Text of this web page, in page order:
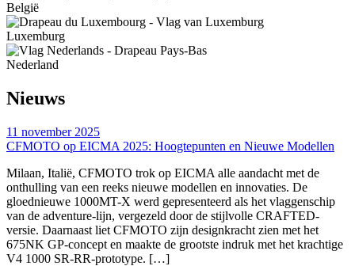
België
Luxemburg
Nederland
Nieuws
11 november 2025
CFMOTO op EICMA 2025: Hoogtepunten en Nieuwe Modellen
Milaan, Italië, CFMOTO trok op EICMA alle aandacht met de
onthulling van een reeks nieuwe modellen en innovaties. De
gloednieuwe 1000MT-X werd gepresenteerd als het vlaggenschip
van de adventure-lijn, vergezeld door de stijlvolle CRAFTED-
versie. Daarnaast liet CFMOTO zijn designkracht zien met het
675NK GP-concept en maakte de grootste indruk met het krachtige
V4 1000 SR-RR-prototype. […]